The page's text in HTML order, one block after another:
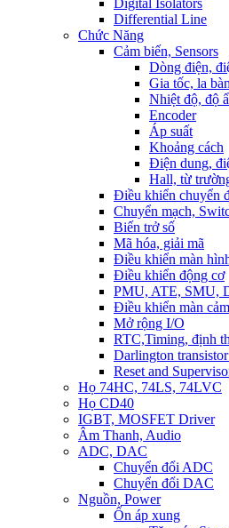
Digital Isolators
Differential Line
Chức Năng
Cảm biến, Sensors
Dòng điện,
Gia tốc, la
Nhiệt độ, độ
Encoder
Áp suất
Khoảng cách
Điện dung,
Hall, từ
Điều khiển chuyển
Chuyển mạch,
Biến trở số
Mã hóa, giải mã
Điều khiển màn
Điều khiển động cơ
PMU, ATE, SMU,
Điều khiển màn
Mở rộng I/O
RTC,Timing, định
Darlington
Reset and
Họ 74HC, 74LS, 74LVC
Họ CD40
IGBT, MOSFET Driver
Âm Thanh, Audio
ADC, DAC
Chuyển đổi ADC
Chuyển đổi DAC
Nguồn, Power
Ổn áp xung